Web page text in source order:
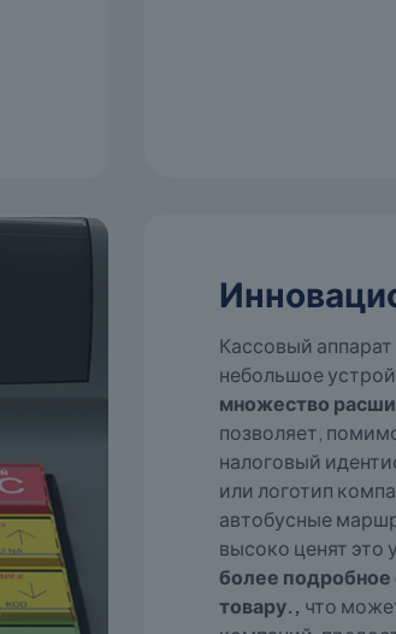
Кассовый
небольшое
множество
позволяет,
налоговый
или логотип
автобусные
высоко ценят это
более
товару., что